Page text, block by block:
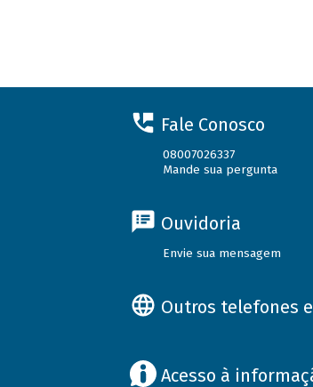
Fale Conosco
08007026337
Mande sua pergunta
Ouvidoria
Envie sua mensagem
Outros telefones
Acesso à